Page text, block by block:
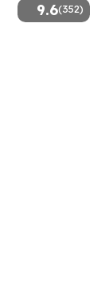
9.6(352)